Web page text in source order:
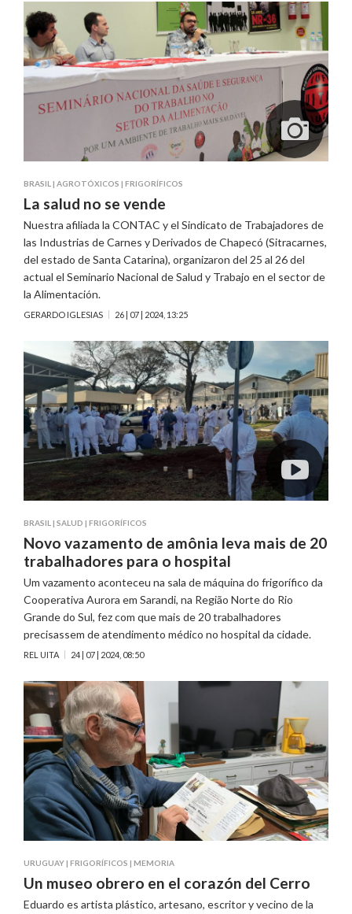
BRASIL | AGROTÓXICOS | FRIGORÍFICOS
La salud no se vende
Nuestra afiliada la CONTAC y el Sindicato de Trabajadores de
las Industrias de Carnes y Derivados de Chapecó (Sitracarnes,
del estado de Santa Catarina), organizaron del 25 al 26 del
actual el Seminario Nacional de Salud y Trabajo en el sector de
la Alimentación.
GERARDO IGLESIAS 26 | 07 | 2024, 13:25
BRASIL | SALUD | FRIGORÍFICOS
Novo vazamento de amônia leva mais de 20
trabalhadores para o hospital
Um vazamento aconteceu na sala de máquina do frigorífico da
Cooperativa Aurora em Sarandi, na Região Norte do Rio
Grande do Sul, fez com que mais de 20 trabalhadores
precisassem de atendimento médico no hospital da cidade.
REL UITA 24 | 07 | 2024, 08:50
URUGUAY| FRIGORÍFICOS | MEMORIA
Un museo obrero en el corazón del Cerro
Eduardo es artista plástico, artesano, escritor y vecino de la